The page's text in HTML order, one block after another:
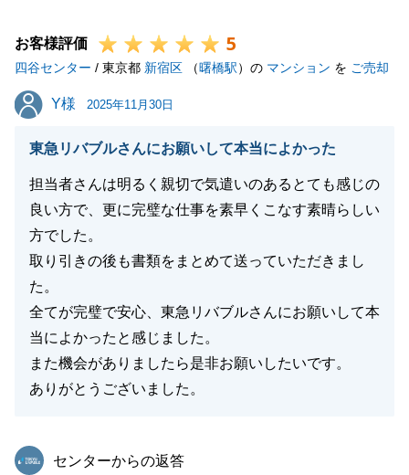
ければ幸いです。
今後とも、どうぞよろしくお願いいたします。
閉じる
お客様評価 5
四谷センター / 東京都 新宿区 （曙橋駅）の マンション を ご売却
Y様
Y様 2025年11月30日
東急リバブルさんにお願いして本当によかった
担当者さんは明るく親切で気遣いのあるとても感じの
良い方で、更に完璧な仕事を素早くこなす素晴らしい
方でした。
取り引きの後も書類をまとめて送っていただきまし
た。
全てが完璧で安心、東急リバブルさんにお願いして本
当によかったと感じました。
また機会がありましたら是非お願いしたいです。
ありがとうございました。
東急リバブル
センターからの返答